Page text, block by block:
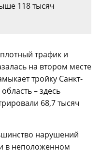
118 тысяч
трафик и
на втором месте
тройку Санкт-
– здесь
68,7 тысяч
нарушений
в неположенном